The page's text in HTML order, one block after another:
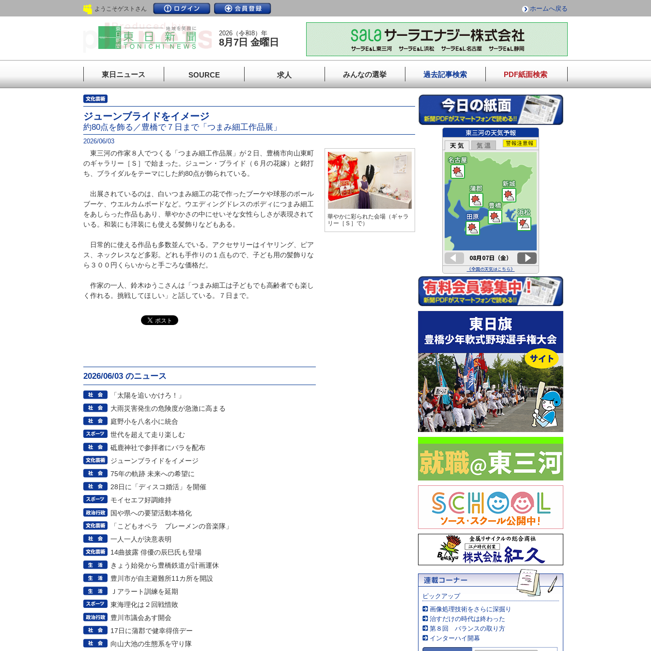
ようこそゲストさん ホームへ戻る
2026（令和8）年
8月7日 金曜日
東日ニュース SOURCE 求人 みんなの選挙 過去記事検索 PDF紙面検索
ジューンブライドをイメージ
約80点を飾る／豊橋で７日まで「つまみ細工作品展」
2026/06/03
東三河の作家８人でつくる「つまみ細工作品展」が２日、豊橋市向山東町
のギャラリー［Ｓ］で始まった。ジューン・ブライド（６月の花嫁）と銘打
ち、ブライダルをテーマにした約80点が飾られている。
出展されているのは、白いつまみ細工の花で作ったブーケや球形のボール
ブーケ、ウエルカムボードなど。ウエディングドレスのボディにつまみ細工
をあしらった作品もあり、華やかさの中にせいそな女性らしさが表現されて
いる。和装にも洋装にも使える髪飾りなどもある。
日常的に使える作品も多数並んでいる。アクセサリーはイヤリング、ピア
ス、ネックレスなど多彩。どれも手作りの１点もので、子ども用の髪飾りな
ら３００円くらいからと手ごろな価格だ。
作家の一人、鈴木ゆうこさんは「つまみ細工は子どもでも高齢者でも楽し
く作れる。挑戦してほしい」と話している。７日まで。
2026/06/03 のニュース
「太陽を追いかけろ！」
大雨災害発生の危険度が急激に高まる
庭野小を八名小に統合
世代を超えて走り楽しむ
砥鹿神社で参拝者にバラを配布
ジューンブライドをイメージ
75年の軌跡 未来への希望に
28日に「ディスコ婚活」を開催
モイセエフ好調維持
国や県への要望活動本格化
「こどもオペラ ブレーメンの音楽隊」
一人一人が決意表明
14曲披露 俳優の辰巳氏も登場
きょう始発から豊橋鉄道が計画運休
豊川市が自主避難所11カ所を開設
Ｊアラート訓練を延期
東海理化は２回戦惜敗
豊川市議会あす開会
17日に蒲郡で健幸得倍デー
向山大池の生態系を守り隊
華やかに彩られた会場（ギャラ
リー［Ｓ］で）
ピックアップ
画像処理技術をさらに深掘り
治すだけの時代は終わった
第８回 バランスの取り方
インターハイ開幕